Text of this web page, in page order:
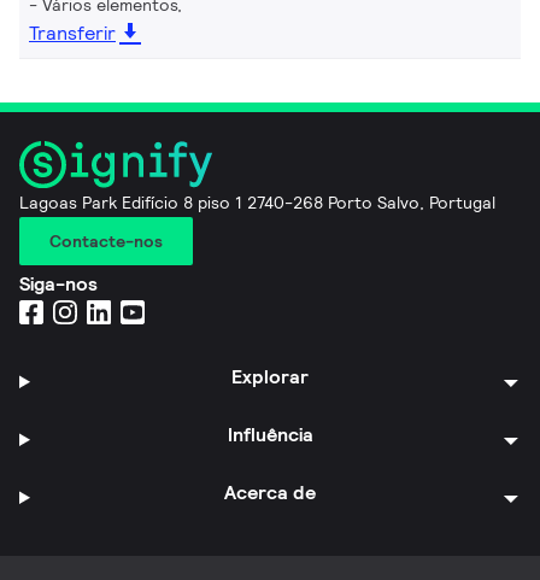
Vários elementos,
Transferir
Lagoas Park Edifício 8 piso 1 2740-268 Porto Salvo, Portugal
Contacte-nos
Siga-nos
Explorar
Influência
Acerca de